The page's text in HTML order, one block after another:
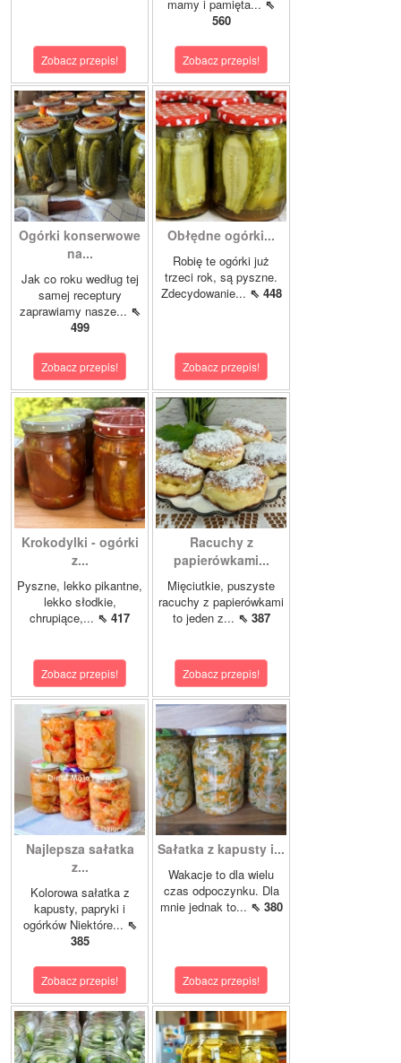
Zobacz przepis!
mamy i pamięta... ⇖
560
Zobacz przepis!
Ogórki konserwowe
na...
Jak co roku według tej
samej receptury
zaprawiamy nasze... ⇖
499
Zobacz przepis!
Obłędne ogórki...
Robię te ogórki już
trzeci rok, są pyszne.
Zdecydowanie... ⇖ 448
Zobacz przepis!
Krokodylki - ogórki
z...
Pyszne, lekko pikantne,
lekko słodkie,
chrupiące,... ⇖ 417
Zobacz przepis!
Racuchy z
papierówkami...
Mięciutkie, puszyste
racuchy z papierówkami
to jeden z... ⇖ 387
Zobacz przepis!
Najlepsza sałatka
z...
Kolorowa sałatka z
kapusty, papryki i
ogórków Niektóre... ⇖
385
Zobacz przepis!
Sałatka z kapusty i...
Wakacje to dla wielu
czas odpoczynku. Dla
mnie jednak to... ⇖ 380
Zobacz przepis!